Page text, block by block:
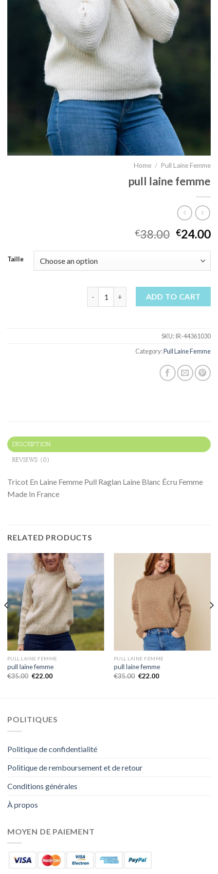
Home / Pull Laine Femme
pull laine femme
€38.00 €24.00
Taille
pull laine femme quantityADD TO CART
SKU:IR-44361030
Category:Pull Laine Femme
DESCRIPTION
REVIEWS (0)
Tricot En Laine Femme Pull Raglan Laine Blanc Écru Femme
Made In France
RELATED PRODUCTS
PULL LAINE FEMME
pull laine femme
€35.00 €22.00
PULL LAINE FEMME
pull laine femme
€35.00 €22.00
POLITIQUES
Politique de confidentialité
Politique de remboursement et de retour
Conditions générales
À propos
MOYEN DE PAIEMENT